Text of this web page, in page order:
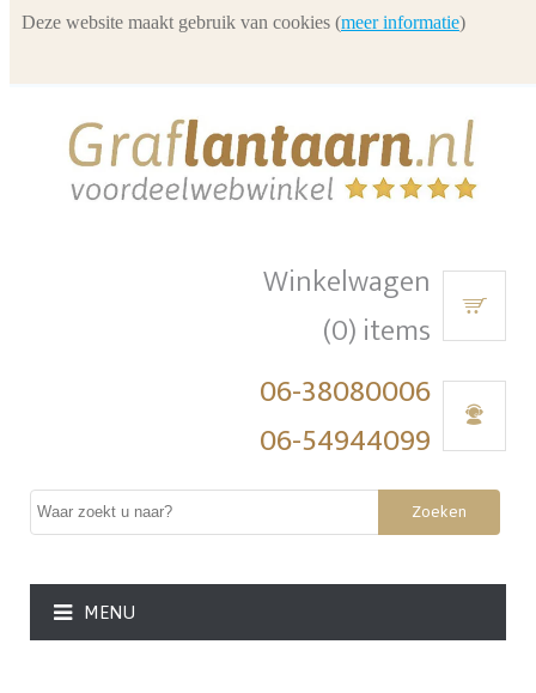
Winkelwagen
(0) items
06-38080006
06-54944099
Zoeken
MENU
Deze website maakt gebruik van cookies (meer informatie)